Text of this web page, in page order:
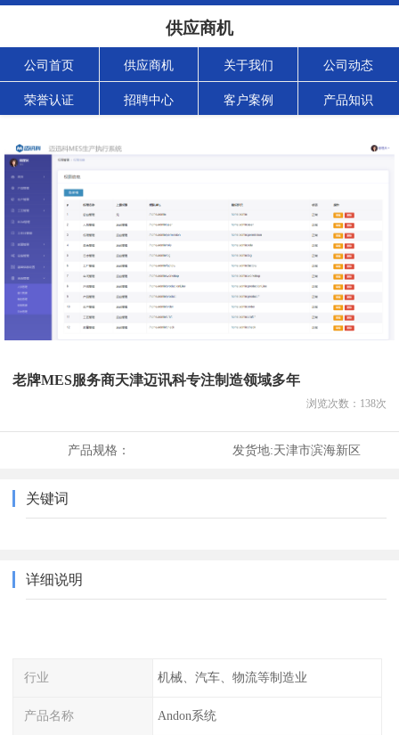
供应商机
公司首页 供应商机 关于我们 公司动态
荣誉认证 招聘中心 客户案例 产品知识
老牌MES服务商天津迈讯科专注制造领域多年
浏览次数： 138次
产品规格： 发货地:天津市滨海新区
关键词
详细说明
行业 机械、汽车、物流等制造业
产品名称 Andon系统